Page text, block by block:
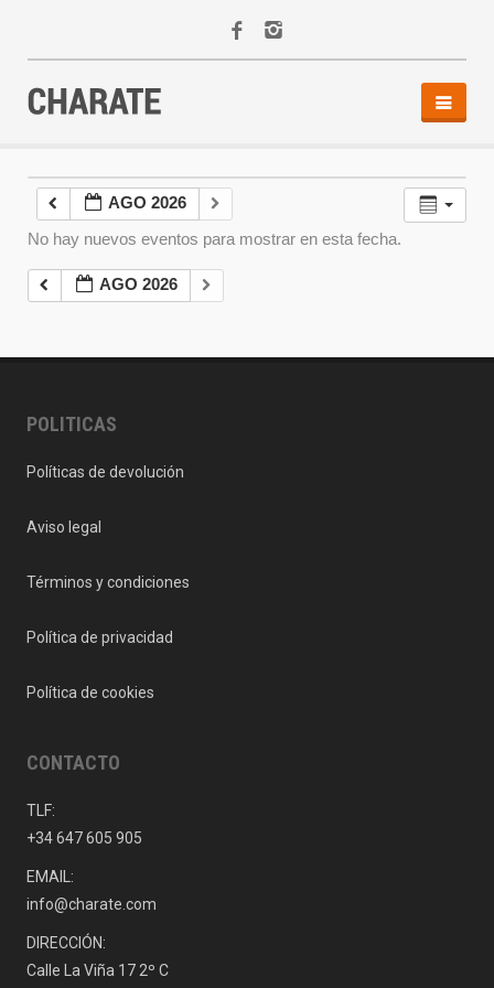
AGENDA
ACTIVIDADES
ALQUILER
EQUIPO
AGO 2026
No hay nuevos eventos para mostrar en esta fecha.
AGO 2026
POLITICAS
Políticas de devolución
Aviso legal
Términos y condiciones
Política de privacidad
Política de cookies
CONTACTO
TLF:
+34 647 605 905
EMAIL:
info@charate.com
DIRECCIÓN:
Calle La Viña 17 2º C